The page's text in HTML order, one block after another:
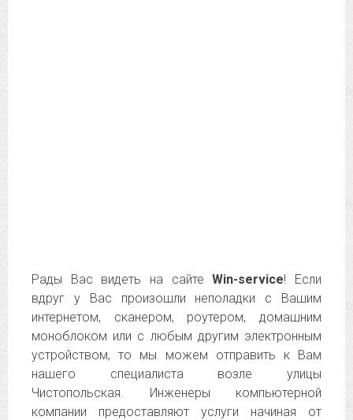
Рады Вас видеть на сайтеWin-service! Если
вдруг у Вас произошли неполадки с Вашим
интернетом, сканером, роутером, домашним
моноблоком или с любым другим электронным
устройством, то мы можем отправить к Вам
нашего специалиста возле улицы
Чистопольская. Инженеры компьютерной
компании предоставляют услуги начиная от